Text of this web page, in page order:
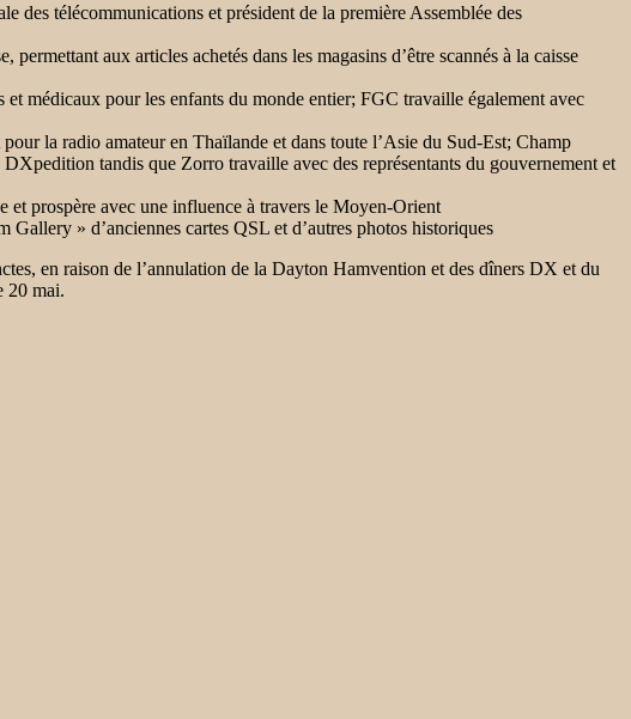
des télécommunications et président de la première Assemblée des
aux articles achetés dans les magasins d’être scannés à la caisse
médicaux pour les enfants du monde entier; FGC travaille également avec
la radio amateur en Thaïlande et dans toute l’Asie du Sud-Est; Champ
tandis que Zorro travaille avec des représentants du gouvernement et
et prospère avec une influence à travers le Moyen-Orient
» d’anciennes cartes QSL et d’autres photos historiques
en raison de l’annulation de la Dayton Hamvention et des dîners DX et du
20 mai.